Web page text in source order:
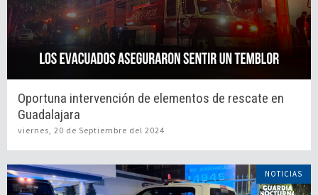
Oportuna intervención de elementos de rescate en
Guadalajara
viernes, 20 de Septiembre del 2024
NOTICIAS